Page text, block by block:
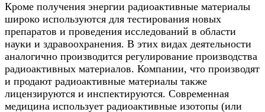
Кроме получения энергии радиоактивные материалы
широко используются для тестирования новых
препаратов и проведения исследований в области
науки и здравоохранения. В этих видах деятельности
аналогично производится регулирование производства
радиоактивных материалов. Компании, что производят
и продают радиоактивные материалы также
лицензируются и инспектируются. Современная
медицина использует радиоактивные изотопы (или